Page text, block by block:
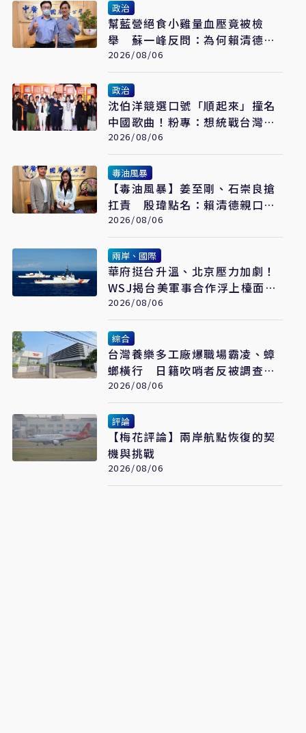
政治
幫藍營絕食小雞量血壓竟被檢
舉 蘇一峰反問：為何賴清德可
當最強急救王
2026/08/06
政治
沈伯洋競選口號「順起來」撞名
中國歌曲！粉專：想統戰台灣
人？
2026/08/06
毒油風暴
【毒油風暴】姜至剛、石崇良搶
扛責 殷瑋點名：賴清德親口背
書20%毒油放行
2026/08/06
兩岸、國際
華府挺台升溫、北京壓力加劇！
WSJ揭台美軍事合作浮上檯面
翁履中：台灣更要算清安全成本
2026/08/06
綜合
台灣養樂多工廠爆職場霸凌、蟑
螂橫行 日籍吹哨者反被調查罹
憂鬱症
2026/08/06
評論
【梅花評論】兩岸航點恢復的契
機與挑戰
2026/08/06